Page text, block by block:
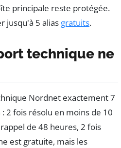
principale reste protégée.
jusqu'à 5 alias gratuits.
technique ne
Nordnet exactement 7
2 fois résolu en moins de 10
de 48 heures, 2 fois
est gratuite, mais les